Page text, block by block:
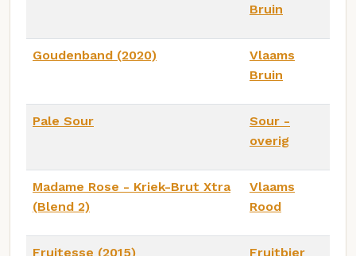
Bruin
Goudenband (2020)
Vlaams
Bruin
Pale Sour
Sour -
overig
Madame Rose - Kriek-Brut Xtra
(Blend 2)
Vlaams
Rood
Fruitesse (2015) Fruitbier